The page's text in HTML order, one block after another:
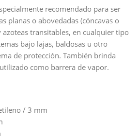
recomendado para ser
planas o abovedadas (cóncavas o
azoteas transitables, en cualquier tipo
bajo lajas, baldosas u otro
de protección. También brinda
como barrera de vapor.
/ 3 mm